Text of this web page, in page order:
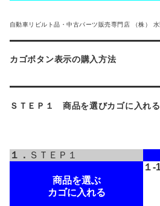
自動車リビルト品・中古パーツ販売専門店 （株）
カゴボタン表示の購入方法
ＳＴＥＰ１ 商品を選びカゴに入れる
１． ＳＴＥＰ１
商品を選ぶ
カゴに入れる
１-